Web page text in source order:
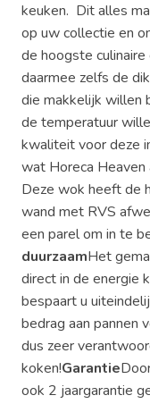
keuken. Dit alles
op uw collectie en
de hoogste
daarmee zelfs de
die makkelijk willen
de temperatuur
kwaliteit voor deze
wat Horeca
Deze wok heeft de
wand met RVS
een parel om in te
duurzaamHet
direct in de energie
bespaart u
bedrag aan pannen
dus zeer
koken!Garantie
ook 2 jaargarantie